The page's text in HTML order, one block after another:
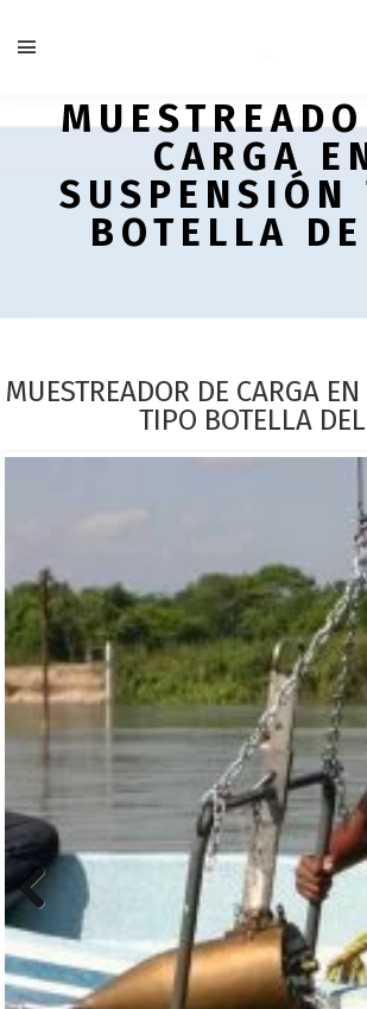
CARGA
SUSPENSIÓN
BOTELLA
MUESTREADOR DE CARGA
TIPO BOTELLA
Previous